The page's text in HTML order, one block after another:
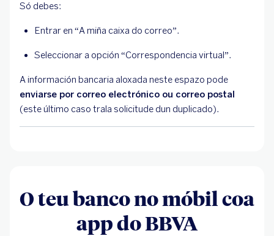
Só debes:
Entrar en “A miña caixa do correo”.
Seleccionar a opción “Correspondencia virtual”.
A información bancaria aloxada neste espazo pode
enviarse por correo electrónico ou correo postal
(este último caso trala solicitude dun duplicado).
O teu banco no móbil coa
app do BBVA